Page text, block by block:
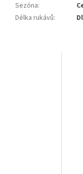
Sezóna:
Délka rukávů: